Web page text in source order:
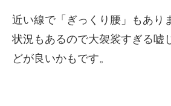
近い線で「ぎっくり腰」もあり
状況もあるので大袈裟すぎる嘘
どが良いかもです。